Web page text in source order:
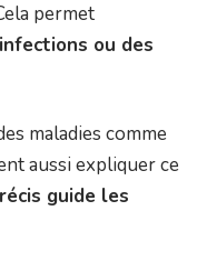
permet
ou des
maladies comme
aussi expliquer ce
guide les